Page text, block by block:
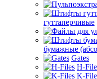
гуттаперчивые
бумажные
Gates
H-
K-